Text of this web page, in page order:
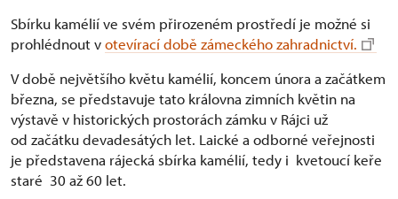
Sbírku kamélií ve svém přirozeném prostředí je možné si
prohlédnout votevírací době zámeckého zahradnictví.
V době největšího květu kamélií, koncem února a začátkem
března, se představuje tato královna zimních květin na
výstavě v historických prostorách zámku v Rájci už
od začátku devadesátých let. Laické a odborné veřejnosti
je představena rájecká sbírka kamélií, tedy i kvetoucí keře
staré 30 až 60 let.